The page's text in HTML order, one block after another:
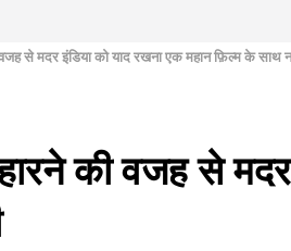
से मदर इंडिया को याद रखना एक महान फ़िल्म के साथ
की वजह से मदर